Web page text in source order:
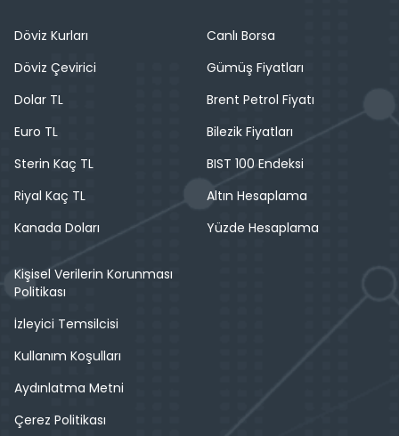
Döviz Kurları
Döviz Çevirici
Dolar TL
Euro TL
Sterin Kaç TL
Riyal Kaç TL
Kanada Doları
Canlı Borsa
Gümüş Fiyatları
Brent Petrol Fiyatı
Bilezik Fiyatları
BIST 100 Endeksi
Altın Hesaplama
Yüzde Hesaplama
Kişisel Verilerin Korunması
Politikası
İzleyici Temsilcisi
Kullanım Koşulları
Aydınlatma Metni
Çerez Politikası